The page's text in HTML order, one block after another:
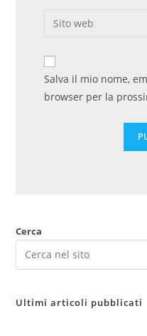
Salva il mio nome,
browser per la
Cerca
Ultimi articoli pubblicati